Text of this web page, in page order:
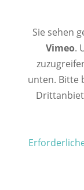
Sie sehen
Vimeo.
unten. Bitte